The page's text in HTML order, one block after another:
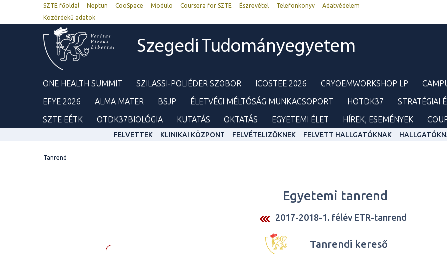
SZTE főoldal Neptun CooSpace Modulo Coursera for SZTE Észrevétel Telefonkönyv
Adatvédelem
Közérdekű adatok
Szegedi Tudományegyetem
ONE HEALTH SUMMIT SZILASSI-POLIÉDER SZOBOR ICOSTEE 2026 CRYOEMWORKSHOP LP
EFYE 2026
ALMA MATER BSJP ÉLETVÉGI MÉLTÓSÁG MUNKACSOPORT HOTDK37 STRATÉGIAI
SZTE EÉTK
OTDK37BIOLÓGIA KUTATÁS OKTATÁS EGYETEMI ÉLET HÍREK, ESEMÉNYEK
FELVETTEK KLINIKAI KÖZPONT FELVÉTELIZŐKNEK FELVETT HALLGATÓKNAK
Tanrend
Egyetemi tanrend
2017-2018-1. félév ETR-tanrend
Tanrendi kereső